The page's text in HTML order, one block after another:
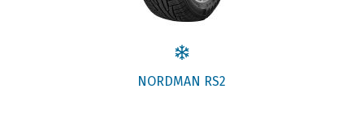
NORDMAN RS2